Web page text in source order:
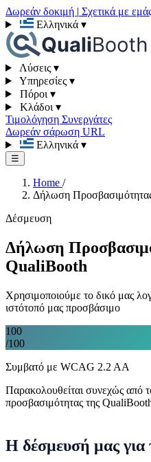
Δωρεάν δοκιμή | Σχετικά με
Ελληνικά ▾
Λύσεις ▾
Υπηρεσίες ▾
Πόροι ▾
Κλάδοι ▾
Τιμολόγηση Συνεργάτες
Δωρεάν σάρωση URL
Ελληνικά ▾
☰
Home /
Δήλωση
Δέσμευση
Δήλωση
QualiBooth
Χρησιμοποιούμε το δικό μας
ιστότοπό μας προσβάσιμο
100
/100
Συμβατό με WCAG 2.2 AA
Παρακολουθείται συνεχώς από
προσβασιμότητας της
Η δέσμευσή μας για